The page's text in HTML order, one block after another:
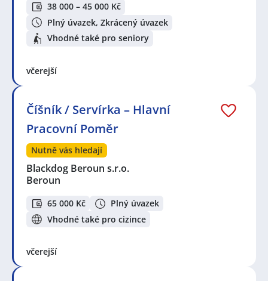
38 000 – 45 000 Kč
Plný úvazek, Zkrácený úvazek
Vhodné také pro seniory
včerejší
Číšník / Servírka – Hlavní
Pracovní Poměr
Nutně vás hledají
Blackdog Beroun s.r.o.
Beroun
65 000 Kč
Plný úvazek
Vhodné také pro cizince
včerejší